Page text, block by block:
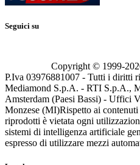
Seguici su
Copyright © 1999-
P.Iva 03976881007 - Tutti i diritti
Mediamond S.p.A. - RTI S.p.A.,
Amsterdam (Paesi Bassi) - Uffici
Monzese (MI)Rispetto ai
riprodotti è vietata ogni
sistemi di intelligenza artificiale
espresso di utilizzare mezzi